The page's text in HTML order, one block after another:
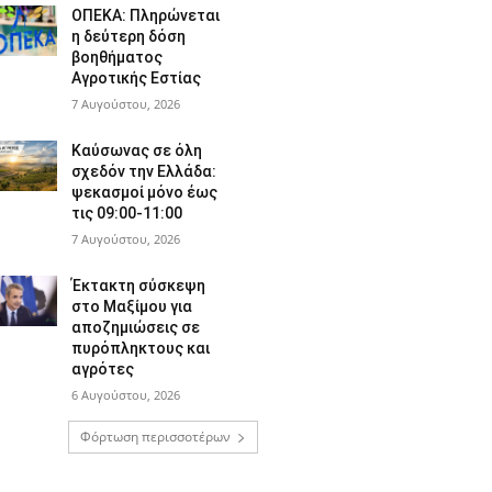
ΟΠΕΚΑ: Πληρώνεται
η δεύτερη δόση
βοηθήματος
Αγροτικής Εστίας
7 Αυγούστου, 2026
Καύσωνας σε όλη
σχεδόν την Ελλάδα:
ψεκασμοί μόνο έως
τις 09:00-11:00
7 Αυγούστου, 2026
Έκτακτη σύσκεψη
στο Μαξίμου για
αποζημιώσεις σε
πυρόπληκτους και
αγρότες
6 Αυγούστου, 2026
Φόρτωση περισσοτέρων